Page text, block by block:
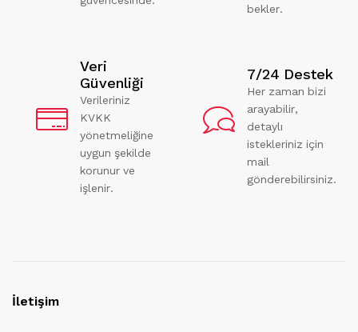
bekler.
Veri
Güvenliği
Verileriniz
KVKK
yönetmeliğine
uygun şekilde
korunur ve
işlenir.
7/24 Destek
Her zaman bizi
arayabilir,
detaylı
istekleriniz için
mail
gönderebilirsiniz.
İletişim